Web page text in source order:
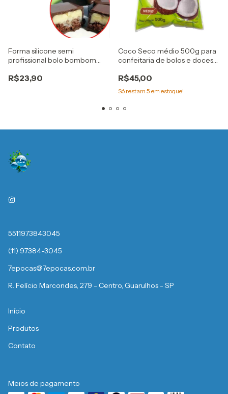
Forma silicone semi
profissional bolo bombom
R$23,90
Coco Seco médio 500g para
confeitaria de bolos e doces
R$45,00
Só restam 5 em estoque!
5511973843045
(11) 97384-3045
7epocas@7epocas.com.br
R. Felício Marcondes, 279 - Centro, Guarulhos - SP
Início
Produtos
Contato
Meios de pagamento